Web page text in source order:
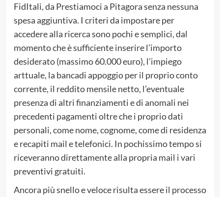
FidItali, da Prestiamoci a Pitagora senza nessuna
spesa aggiuntiva. I criteri da impostare per
accedere alla ricerca sono pochi e semplici, dal
momento che è sufficiente inserire l’importo
desiderato (massimo 60.000 euro), l’impiego
arttuale, la bancadi appoggio per il proprio conto
corrente, il reddito mensile netto, l’eventuale
presenza di altri finanziamenti e di anomali nei
precedenti pagamenti oltre che i proprio dati
personali, come nome, cognome, come di residenza
e recapiti mail e telefonici. In pochissimo tempo si
riceveranno direttamente alla propria mail i vari
preventivi gratuiti.
Ancora più snello e veloce risulta essere il processo